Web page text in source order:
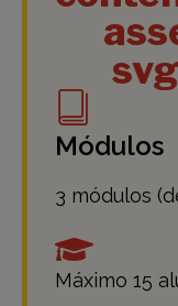
Módulos
3 módulos
Máximo 15